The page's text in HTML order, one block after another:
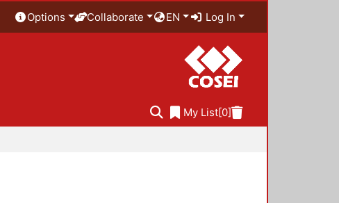
Options Collaborate EN Log In
My List[0]